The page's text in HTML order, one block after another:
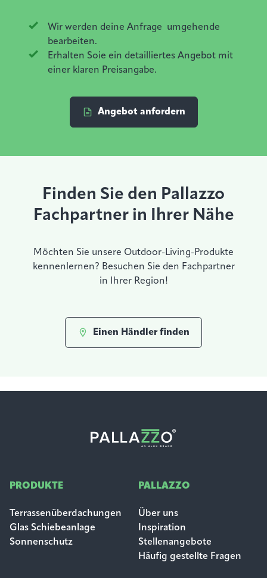
Wir werden deine Anfrage
umgehende
bearbeiten.
Erhalten Soie ein detailliertes Angebot mit
einer klaren Preisangabe.
Angebot anfordern
Finden Sie den Pallazzo
Fachpartner in Ihrer Nähe
Möchten Sie unsere Outdoor-Living-Produkte
kennenlernen? Besuchen Sie den Fachpartner
in Ihrer Region!
Einen Händler finden
PRODUKTE
Terrassenüberdachungen
Glas Schiebeanlage
Sonnenschutz
PALLAZZO
Über uns
Inspiration
Stellenangebote
Häufig gestellte Fragen